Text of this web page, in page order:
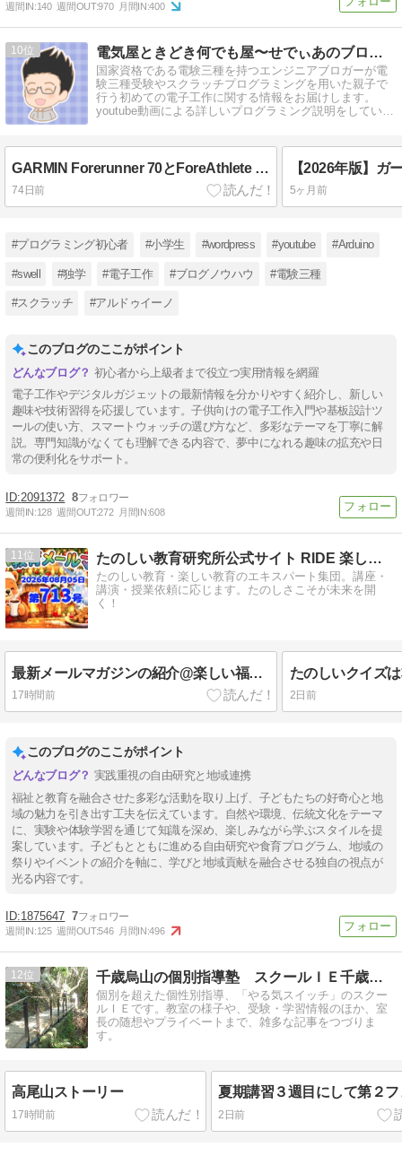
週間IN:140 週間OUT:970 月間IN:400
10 電気屋ときどき何でも屋〜せでぃあのブログ〜 |
国家資格である電験三種を持つエンジニアブロガーが電
験三種受験やスクラッチプログラミングを用いた親子で
行う初めての電子工作に関する情報をお届けします。
youtube動画による詳しいプログラミング説明をしていま
GARMIN Forerunner 70とForeAthlete 55を徹底比較！初心者ランナーはどっちを選ぶべき？
74日前 5ヶ月前
#プログラミング初心者 #小学生 #wordpress #youtube #Arduino
#swell #独学 #電子工作 #ブログノウハウ #電験三種
#スクラッチ #アルドゥイーノ
このブログのここがポイント
初心者から上級者まで役立つ実用情報を網羅
電子工作やデジタルガジェットの最新情報を分かりやすく紹介し、新しい
趣味や技術習得を応援しています。子供向けの電子工作入門や基板設計ツ
ールの使い方、スマートウォッチの選び方など、多彩なテーマを丁寧に解
説。専門知識がなくても理解できる内容で、夢中になれる趣味の拡充や日
常の便利化をサポート。
2091372 8
週間IN:128 週間OUT:272 月間IN:608
11 たのしい教育研究所公式サイト RIDE 楽しい教育研究所
たのしい教育・楽しい教育のエキスパート集団。講座・
講演・授業依頼に応じます。たのしさこそが未来を開
く！
最新メールマガジンの紹介@楽しい福祉「他の子ができるようにすることが特別支援教育か？」
17時間前 2日前
このブログのここがポイント
実践重視の自由研究と地域連携
福祉と教育を融合させた多彩な活動を取り上げ、子どもたちの好奇心と地
域の魅力を引き出す工夫を伝えています。自然や環境、伝統文化をテーマ
に、実験や体験学習を通じて知識を深め、楽しみながら学ぶスタイルを提
案しています。子どもとともに進める自由研究や食育プログラム、地域の
祭りやイベントの紹介を軸に、学びと地域貢献を融合させる独自の視点が
光る内容です。
1875647 7
週間IN:125 週間OUT:546 月間IN:496
12 千歳烏山の個別指導塾 スクールＩＥ千歳烏山校の室長日記
個別を超えた個性別指導、「やる気スイッチ」のスクー
ルＩＥです。教室の様子や、受験・学習情報のほか、室
長の随想やプライベートまで、雑多な記事をつづりま
す。
高尾山ストーリー
17時間前
夏期講習３週目にして第２
2日前